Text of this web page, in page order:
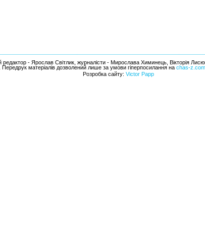
редактор - Ярослав Світлик, журналісти - Мирослава Химинець, Вікторія
матеріалів дозволений лише за умови гіперпосилання на chas-
Розробка сайту: Victor Papp